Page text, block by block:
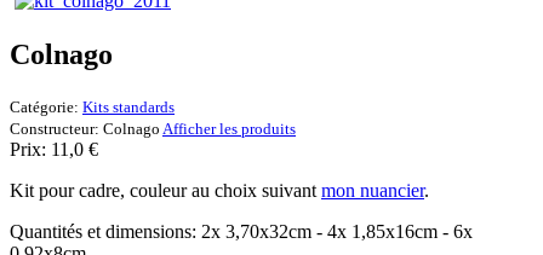
Colnago
Catégorie: Kits standards
Constructeur: Colnago Afficher les produits
Prix: 11,0 €
Kit pour cadre, couleur au choix suivant mon nuancier.
Quantités et dimensions: 2x 3,70x32cm - 4x 1,85x16cm - 6x